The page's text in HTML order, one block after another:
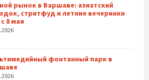
рынок в Варшаве: азиатский
стритфуд и летние вечеринки
8 мая
фонтанный парк в